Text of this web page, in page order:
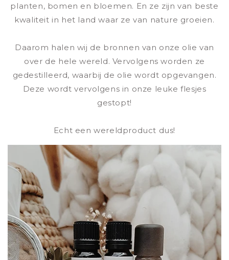
planten, bomen en bloemen. En ze zijn van beste
kwaliteit in het land waar ze van nature groeien.
Daarom halen wij de bronnen van onze olie van
over de hele wereld. Vervolgens worden ze
gedestilleerd, waarbij de olie wordt opgevangen.
Deze wordt vervolgens in onze leuke flesjes
gestopt!
Echt een wereldproduct dus!